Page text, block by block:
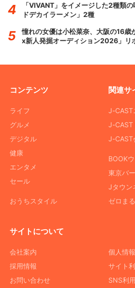
「VIVANT」をイメージした2種類
ドデカイラーメン」2種
憧れの女優は小松菜奈、大阪の16
x新人発掘オーディション2026」リ
コンテンツ
ライフ
グルメ
デジタル
健康
エンタメ
セール
おうちスタイル
関連サ
J-CAST
J-CAST
J-CAST
BOOK
東京バ
Jタウン
ゼロまる
サイトについて
会社案内
採用情報
お問い合わせ
個人情
サイト
SNS利